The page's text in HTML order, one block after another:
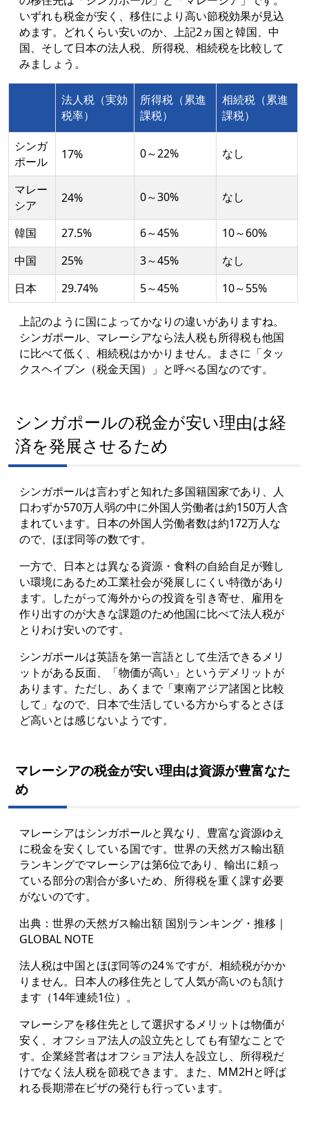
いずれも税金が安く、移住により高い節税効果が見込
めます。どれくらい安いのか、上記2ヵ国と韓国、中
国、そして日本の法人税、所得税、相続税を比較して
みましょう。
法人税（実効
税率）
所得税（累進
課税）
相続税（累進
課税）
シンガ
ポール
17% 0～22% なし
マレー
シア
24% 0～30% なし
韓国 27.5% 6～45%
10～60%
中国
25% 3～45%
なし
日本
29.74% 5～45% 10～55%
上記のように国によってかなりの違いがありますね。
シンガポール、マレーシアなら法人税も所得税も他国
に比べて低く、相続税はかかりません。まさに「タッ
クスヘイブン（税金天国）」と呼べる国なのです。
シンガポールの税金が安い理由は経
済を発展させるため
シンガポールは言わずと知れた多国籍国家であり、人
口わずか570万人弱の中に外国人労働者は約150万人含
まれています。日本の外国人労働者数は約172万人な
ので、ほぼ同等の数です。
一方で、日本とは異なる資源・食料の自給自足が難し
い環境にあるため工業社会が発展しにくい特徴があり
ます。したがって海外からの投資を引き寄せ、雇用を
作り出すのが大きな課題のため他国に比べて法人税が
とりわけ安いのです。
シンガポールは英語を第一言語として生活できるメリ
ットがある反面、「物価が高い」というデメリットが
あります。ただし、あくまで「東南アジア諸国と比較
して」なので、日本で生活している方からするとさほ
ど高いとは感じないようです。
マレーシアの税金が安い理由は資源が豊富なた
め
マレーシアはシンガポールと異なり、豊富な資源ゆえ
に税金を安くしている国です。世界の天然ガス輸出額
ランキングでマレーシアは第6位であり、輸出に頼っ
ている部分の割合が多いため、所得税を重く課す必要
がないのです。
出典： 世界の天然ガス輸出額 国別ランキング・推移｜
GLOBAL NOTE
法人税は中国とほぼ同等の24％ですが、相続税がかか
りません。日本人の移住先として人気が高いのも頷け
ます（14年連続1位）。
マレーシアを移住先として選択するメリットは物価が
安く、オフショア法人の設立先としても有望なことで
す。企業経営者はオフショア法人を設立し、所得税だ
けでなく法人税を節税できます。また、MM2Hと呼ば
れる長期滞在ビザの発行も行っています。